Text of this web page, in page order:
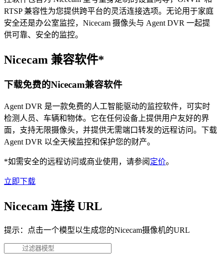
RTSP 兼容性为您提供跨平台的灵活连接选项。无论用于家庭
安全还是办公室监控，Nicecam 摄像头与 Agent DVR 一起提
供可靠、安全的监控。
Nicecam 兼容软件*
下载免费的Nicecam兼容软件
Agent DVR 是一款免费的人工智能驱动的监控软件，可实时
检测人员、车辆和物体。它在任何设备上提供用户友好的界
面，支持无限摄像头，并提供无需端口转发的远程访问。下载
Agent DVR 以全天候监控和保护您的财产。
*如需安全的远程访问或商业使用，请参阅 定价。
立即下载
Nicecam 连接 URL
提示：点击一个模型以生成您的Nicecam摄像机的URL